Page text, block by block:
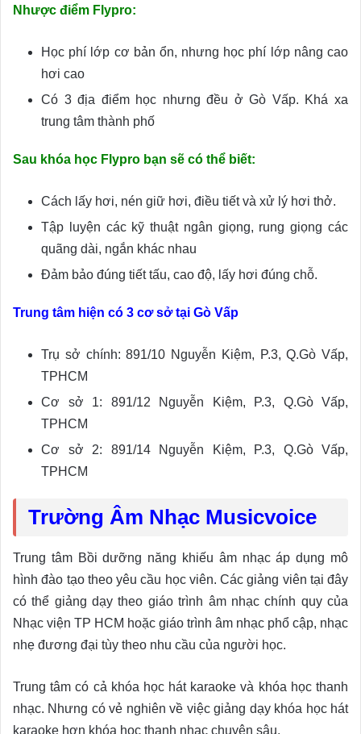
Nhược điểm Flypro:
Học phí lớp cơ bản ổn, nhưng học phí lớp nâng cao
hơi cao
Có 3 địa điểm học nhưng đều ở Gò Vấp. Khá xa
trung tâm thành phố
Sau khóa học Flypro bạn sẽ có thể biết:
Cách lấy hơi, nén giữ hơi, điều tiết và xử lý hơi thở.
Tập luyện các kỹ thuật ngân giọng, rung giọng các
quãng dài, ngắn khác nhau
Đảm bảo đúng tiết tấu, cao độ, lấy hơi đúng chỗ.
Trung tâm hiện có 3 cơ sở tại Gò Vấp
Trụ sở chính: 891/10 Nguyễn Kiệm, P.3, Q.Gò Vấp,
TPHCM
Cơ sở 1: 891/12 Nguyễn Kiệm, P.3, Q.Gò Vấp,
TPHCM
Cơ sở 2: 891/14 Nguyễn Kiệm, P.3, Q.Gò Vấp,
TPHCM
Trường Âm Nhạc Musicvoice
Trung tâm Bồi dưỡng năng khiếu âm nhạc áp dụng mô
hình đào tạo theo yêu cầu học viên. Các giảng viên tại đây
có thể giảng dạy theo giáo trình âm nhạc chính quy của
Nhạc viện TP HCM hoặc giáo trình âm nhạc phổ cập, nhạc
nhẹ đương đại tùy theo nhu cầu của người học.
Trung tâm có cả khóa học hát karaoke và khóa học thanh
nhạc. Nhưng có vẻ nghiên về việc giảng dạy khóa học hát
karaoke hơn khóa học thanh nhạc chuyên sâu.